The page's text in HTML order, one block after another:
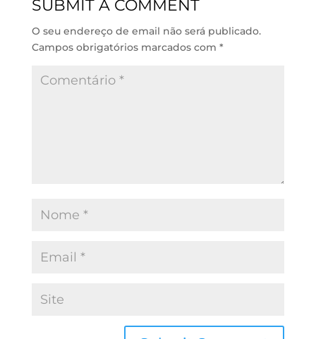
I
p
o
SUBMIT A COMMENT
O seu endereço de email não será publicado.
Campos obrigatórios marcados com *